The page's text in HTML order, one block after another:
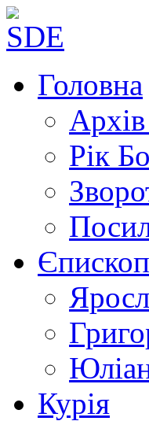
Головна
Рік
Курія